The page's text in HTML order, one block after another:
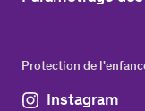
Protection de
Instagram